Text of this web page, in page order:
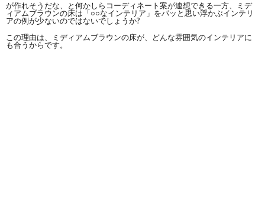
が作れそうだな、と何かしらコーディネート案が連想できる一方、ミデ
ィアムブラウンの床は「○○なインテリア」をパッと思い浮かぶインテリ
アの例が少ないのではないでしょうか?
この理由は、
ミディアムブラウンの床が、どんな雰囲気のインテリアに
も合うからです。